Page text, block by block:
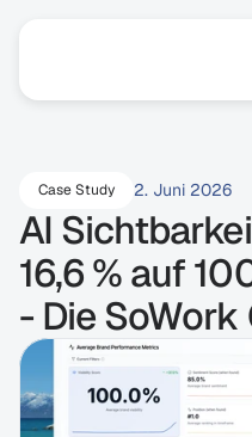
Case Study 2. Juni 2026
AI
16,6 % auf
- Die